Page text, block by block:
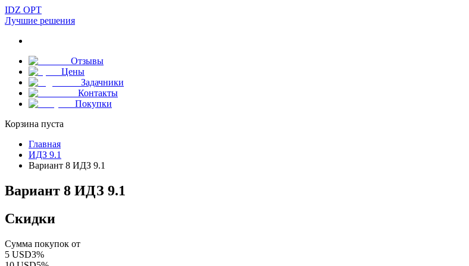
IDZ OPT
Лучшие решения
Отзывы
Цены
Задачники
Контакты
Покупки
Корзина пуста
Главная
ИДЗ 9.1
Вариант 8 ИДЗ 9.1
Вариант 8 ИДЗ 9.1
Скидки
Сумма покупок от
5 USD3%